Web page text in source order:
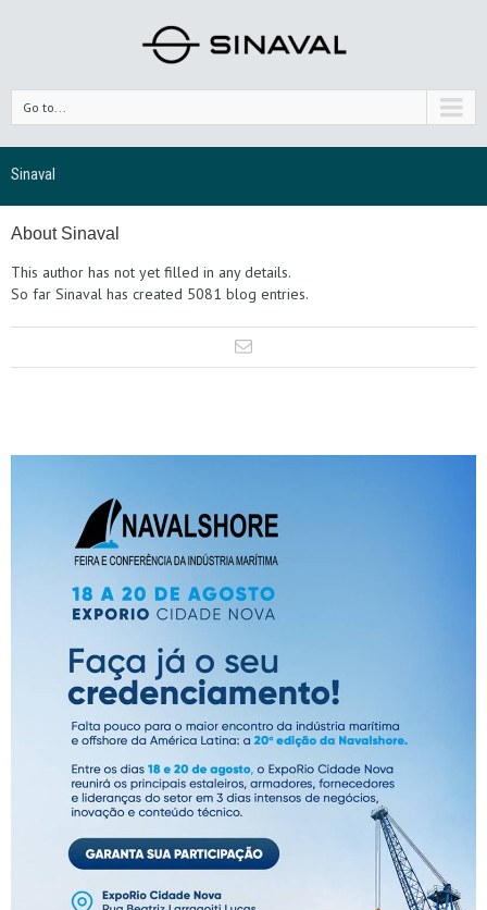
Go to...
Sinaval
About Sinaval
This author has not yet filled in any details.
So far Sinaval has created 5081 blog entries.